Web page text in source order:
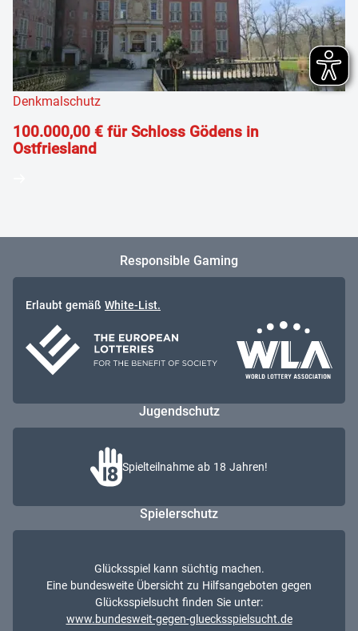
Denkmalschutz
100.000,00 € für Schloss Gödens in
Ostfriesland
Responsible Gaming
Erlaubt gemäß White-List.
Jugendschutz
Spielteilnahme ab 18 Jahren!
Spielerschutz
Glücksspiel kann süchtig machen.
Eine bundesweite Übersicht zu Hilfsangeboten gegen
Glücksspielsucht finden Sie unter:
www.bundesweit-gegen-gluecksspielsucht.de